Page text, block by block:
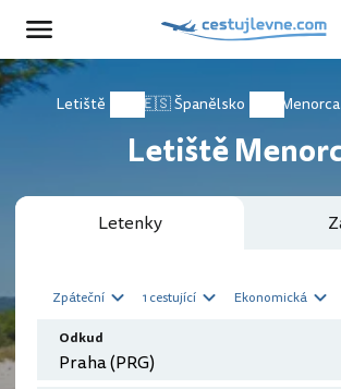
Letiště 🇪🇸 Španělsko Menorca
Letiště
Letenky
Zpáteční 1 cestující Ekonomická
Odkud